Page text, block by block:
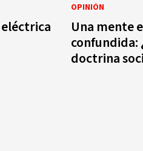
OPINIÓN
Una mente
confundida: ¿para que sirve la
doctrina